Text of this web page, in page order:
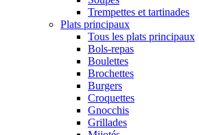
Trempettes et tartinades
Plats principaux
Tous les plats principaux
Bols-repas
Boulettes
Brochettes
Burgers
Croquettes
Gnocchis
Grillades